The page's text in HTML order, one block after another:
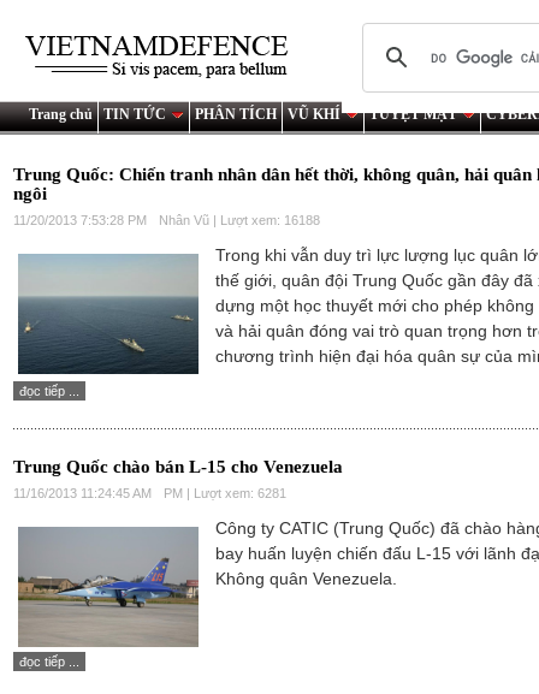
Trang chủ TIN TỨC PHÂN TÍCH VŨ KHÍ TUYỆT MẬT
Trung Quốc: Chiến tranh nhân dân hết thời, không quân, hải quân
ngôi
11/20/2013 7:53:28 PM Nhân Vũ | Lượt xem: 16188
Trong khi vẫn duy trì lực lượng lục quân
thế giới, quân đội Trung Quốc gần đây đã
dựng một học thuyết mới cho phép không
và hải quân đóng vai trò quan trọng hơn
chương trình hiện đại hóa quân sự của
đọc tiếp ...
Trung Quốc chào bán L-15 cho Venezuela
11/16/2013 11:24:45 AM PM | Lượt xem: 6281
Công ty CATIC (Trung Quốc) đã chào
bay huấn luyện chiến đấu L-15 với lãnh
Không quân Venezuela.
đọc tiếp ...